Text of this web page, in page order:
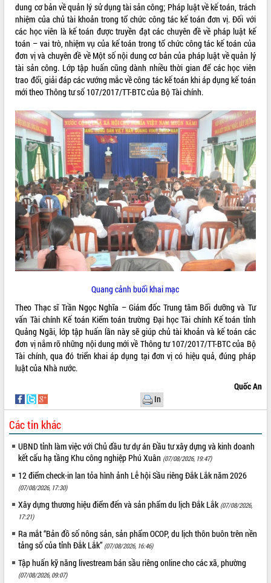
VIDEO
Không có file video nào để phát.
ALBUM ẢNH
LIÊN KẾT WEB
Hôm nay: 27988
Tất cả: 66073311
dung cơ bản về quản lý sử dụng tài sản công; Pháp luật về kế toán, trách
nhiệm của chủ tài khoản trong tổ chức công tác kế toán đơn vị. Đối với
các học viên là kế toán được truyền đạt các chuyên đề về pháp luật kế
toán – vai trò, nhiệm vụ của kế toán trong tổ chức công tác kế toán của
đơn vị và chuyên đề về Một số nội dung cơ bản của pháp luật về quản lý
tài sản công. Lớp tập huấn cũng dành nhiều thời gian để các học viên
trao đổi, giải đáp các vướng mắc về công tác kế toán khi áp dụng kế toán
mới theo Thông tư số 107/2017/TT-BTC của Bộ Tài chính.
Quang cảnh buổi khai mạc
Theo Thạc sĩ Trần Ngọc Nghĩa – Giám đốc Trung tâm Bổi dưỡng và Tư
vấn Tài chính Kế toán Kiểm toán trường Đại học Tài chính Kế toán tỉnh
Quảng Ngãi, lớp tập huấn lần này sẽ giúp chủ tài khoản và kế toán các
đơn vị nắm rõ những nội dung mới về Thông tư 107/2017/TT-BTC của Bộ
Tài chính, qua đó triển khai áp dụng tại đơn vị có hiệu quả, đúng pháp
luật của Nhà nước.
Quốc An
In
Các tin khác
UBND tỉnh làm việc với Chủ đầu tư dự án Đầu tư xây dựng và kinh doanh
kết cấu hạ tầng Khu công nghiệp Phú Xuân (07/08/2026, 19:47)
12 điểm check-in lan tỏa hình ảnh Lễ hội Sầu riêng Đắk Lắk năm 2026
(07/08/2026, 17:30)
Xây dựng thương hiệu điểm đến và sản phẩm du lịch Đắk Lắk (07/08/2026,
17:21)
Ra mắt “Bản đồ số nông sản, sản phẩm OCOP, du lịch thôn buôn trên nền
tảng số của tỉnh Đắk Lắk” (07/08/2026, 16:46)
Tập huấn kỹ năng livestream bán sầu riêng online cho các xã, phường
(07/08/2026, 09:07)